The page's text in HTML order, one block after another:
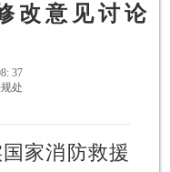
改意见讨论
37
处
家消防救援